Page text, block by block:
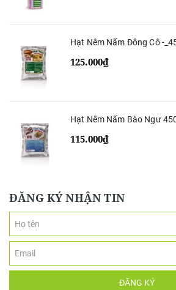
Hạt Nêm Nấm Đông Cô -
125.000₫
Hạt Nêm Nấm Bào Ngư
115.000₫
ĐĂNG KÝ NHẬN TIN
ĐĂNG KÝ